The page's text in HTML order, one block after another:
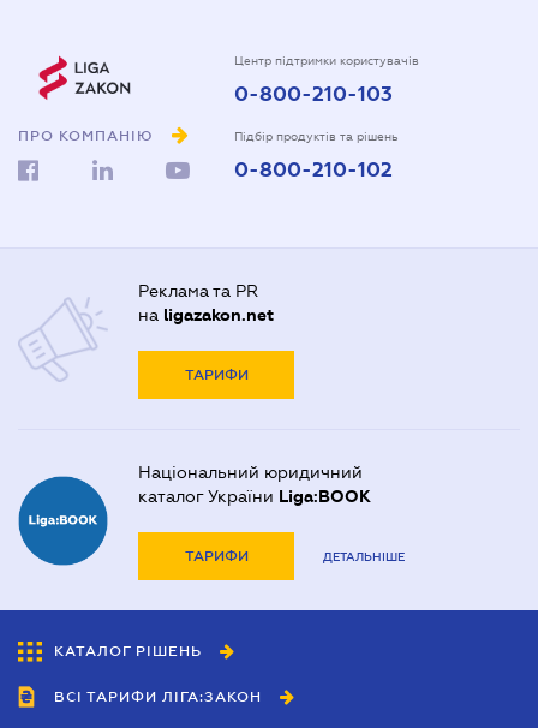
ПРО КОМПАНІЮ
Центр підтримки користувачів
0-800-210-103
Підбір продуктів та рішень
0-800-210-102
Реклама та PR
на ligazakon.net
ТАРИФИ
Національний юридичний
каталог України Liga:BOOK
ТАРИФИ ДЕТАЛЬНІШЕ
КАТАЛОГ РІШЕНЬ
ВСІ ТАРИФИ ЛІГА:ЗАКОН